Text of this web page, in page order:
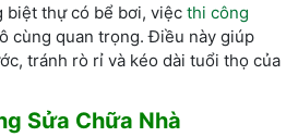
biệt thự có bể bơi, việc thi công
cùng quan trọng. Điều này giúp
tránh rò rỉ và kéo dài tuổi thọ của
Sửa Chữa Nhà